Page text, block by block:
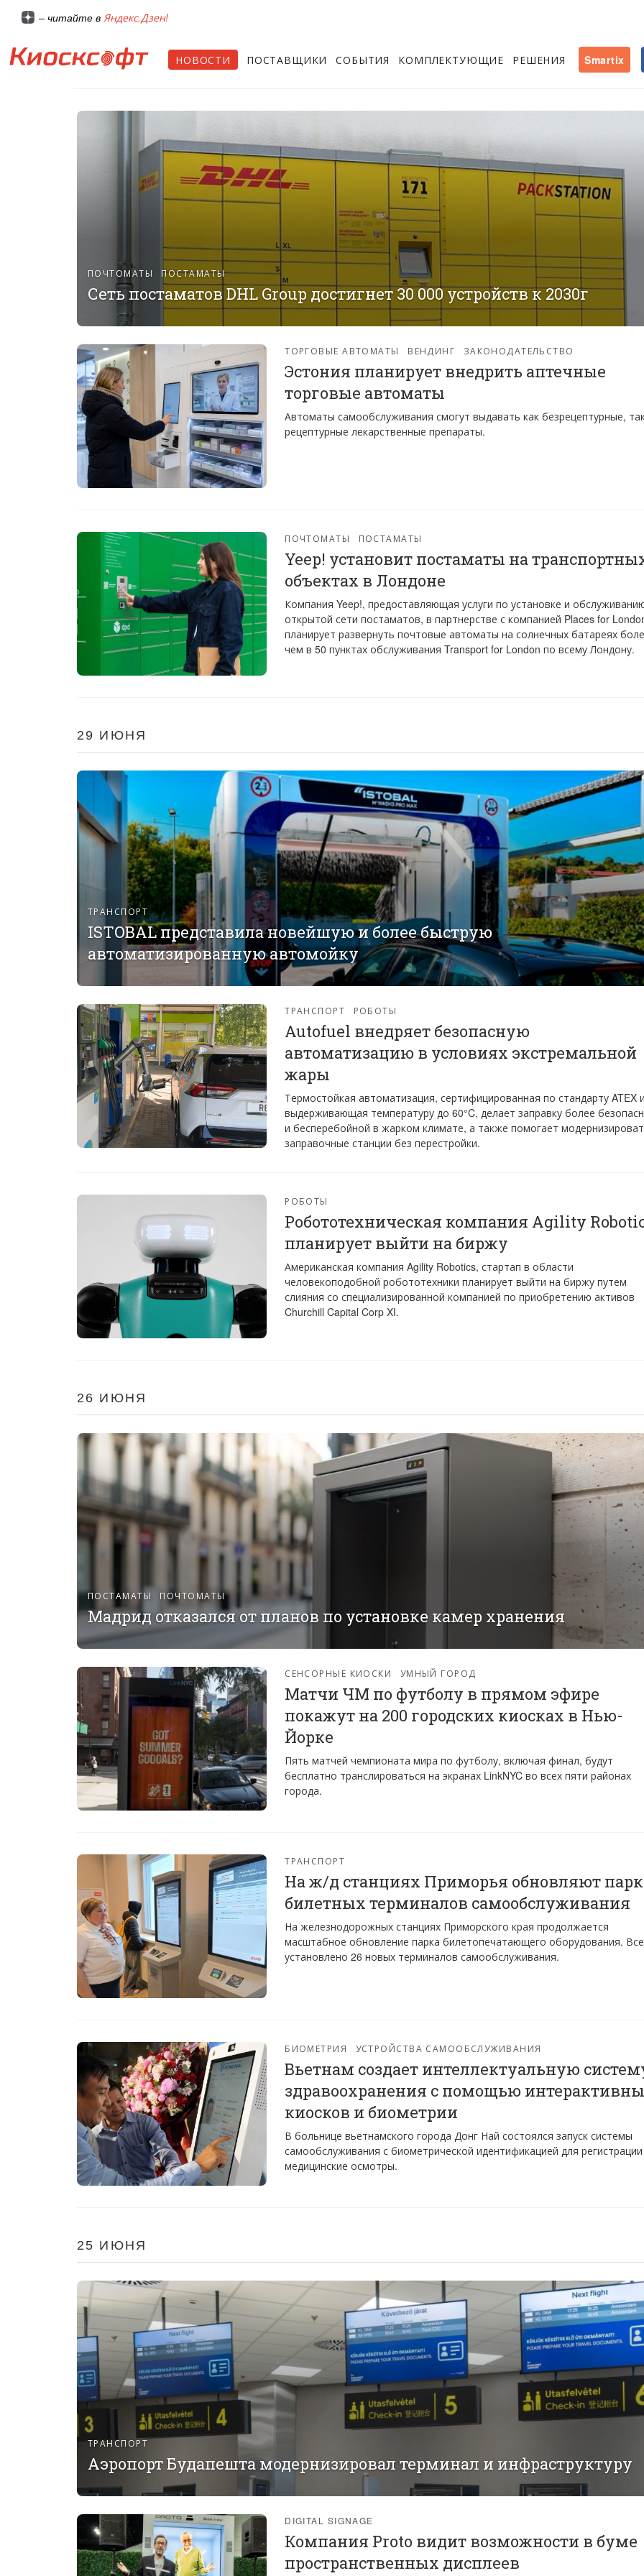
– читайте в Яндекс.Дзен!
НОВОСТИ ПОСТАВЩИКИ СОБЫТИЯ КОМПЛЕКТУЮЩИЕ РЕШЕНИЯ Smartix
ПОЧТОМАТЫ ПОСТАМАТЫ
Сеть постаматов DHL Group достигнет 30 000 устройств к 2030г
ТОРГОВЫЕ АВТОМАТЫ ВЕНДИНГ ЗАКОНОДАТЕЛЬСТВО
Эстония планирует внедрить аптечные
торговые автоматы
Автоматы самообслуживания смогут выдавать как безрецептурные,
рецептурные лекарственные препараты.
ПОЧТОМАТЫ ПОСТАМАТЫ
Yeep! установит постаматы на
объектах в Лондоне
Компания Yeep!, предоставляющая услуги по установке и
открытой сети постаматов, в партнерстве с компанией Places for
планирует развернуть почтовые автоматы на солнечных батареях
чем в 50 пунктах обслуживания Transport for London по всему Лондону.
29 ИЮНЯ
ТРАНСПОРТ
ISTOBAL представила новейшую и более быструю
автоматизированную автомойку
ТРАНСПОРТ РОБОТЫ
Autofuel внедряет безопасную
автоматизацию в условиях экстремальной
жары
Термостойкая автоматизация, сертифицированная по стандарту ATEX и
выдерживающая температуру до 60°C, делает заправку более
и бесперебойной в жарком климате, а также помогает
заправочные станции без перестройки.
РОБОТЫ
Робототехническая компания Agility
планирует выйти на биржу
Американская компания Agility Robotics, стартап в области
человекоподобной робототехники планирует выйти на биржу путем
слияния со специализированной компанией по приобретению активов
Churchill Capital Corp XI.
26 ИЮНЯ
ПОСТАМАТЫ ПОЧТОМАТЫ
Мадрид отказался от планов по установке камер хранения
СЕНСОРНЫЕ КИОСКИ УМНЫЙ ГОРОД
Матчи ЧМ по футболу в прямом эфире
покажут на 200 городских киосках в Нью-
Йорке
Пять матчей чемпионата мира по футболу, включая финал, будут
бесплатно транслироваться на экранах LinkNYC во всех пяти районах
города.
ТРАНСПОРТ
На ж/д станциях Приморья обновляют парк
билетных терминалов самообслуживания
На железнодорожных станциях Приморского края продолжается
масштабное обновление парка билетопечатающего оборудования.
установлено 26 новых терминалов самообслуживания.
БИОМЕТРИЯ УСТРОЙСТВА САМООБСЛУЖИВАНИЯ
Вьетнам создает интеллектуальную
здравоохранения с помощью
киосков и биометрии
В больнице вьетнамского города Донг Най состоялся запуск системы
самообслуживания с биометрической идентификацией для
медицинские осмотры.
25 ИЮНЯ
ТРАНСПОРТ
Аэропорт Будапешта модернизировал терминал и инфраструктуру
DIGITAL SIGNAGE
Компания Proto видит возможности в буме
пространственных дисплеев